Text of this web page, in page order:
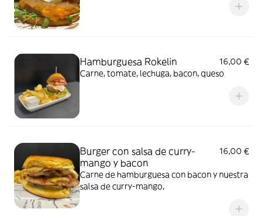
Hamburguesa Rokelin
16,00 €
Carne, tomate, lechuga, bacon, queso
Burger con salsa de curry-
mango y bacon
16,00 €
Carne de hamburguesa con bacon y nuestra
salsa de curry-mango,